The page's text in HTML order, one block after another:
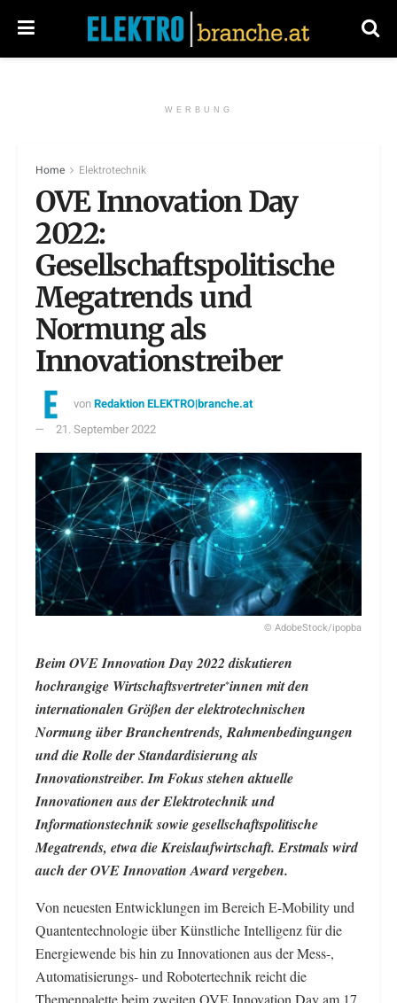
WERBUNG
Home Elektrotechnik
OVE Innovation Day
2022:
Gesellschaftspolitische
Megatrends und
Normung als
Innovationstreiber
vonRedaktion ELEKTRO|branche.at
21. September 2022
© AdobeStock/ipopba
Beim OVE Innovation Day 2022 diskutieren
hochrangige Wirtschaftsvertreter*innen mit den
internationalen Größen der elektrotechnischen
Normung über Branchentrends, Rahmenbedingungen
und die Rolle der Standardisierung als
Innovationstreiber. Im Fokus stehen aktuelle
Innovationen aus der Elektrotechnik und
Informationstechnik sowie gesellschaftspolitische
Megatrends, etwa die Kreislaufwirtschaft. Erstmals wird
auch der OVE Innovation Award vergeben.
Von neuesten Entwicklungen im Bereich E-Mobility und
Quantentechnologie über Künstliche Intelligenz für die
Energiewende bis hin zu Innovationen aus der Mess-,
Automatisierungs- und Robotertechnik reicht die
Themenpalette beim zweiten OVE Innovation Day am 17.